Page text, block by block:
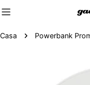
Casa Powerbank